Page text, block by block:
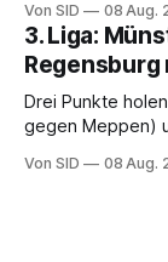
Von SID 08 Aug.
3. Liga:
Drei Punkte
gegen Meppen)
Von SID 08 Aug.